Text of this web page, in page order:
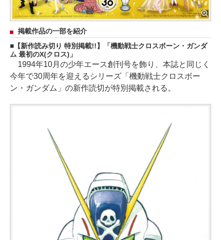
掲載作品の一部を紹介
【新作読み切り 特別掲載!!】「機動戦士クロスボーン・ガンダ
ム 最初のX(クロス)」
1994年10月の少年エース創刊号を飾り、本誌と同じく
今年で30周年を迎えるシリーズ「機動戦士クロスボー
ン・ガンダム」の新作読切が特別掲載される。